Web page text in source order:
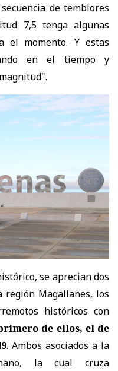
de temblores
7,5 tenga algunas
el momento. Y estas
en el tiempo y
se aprecian dos
región Magallanes, los
históricos con
de ellos, el de
. Ambos asociados a la
la cual cruza